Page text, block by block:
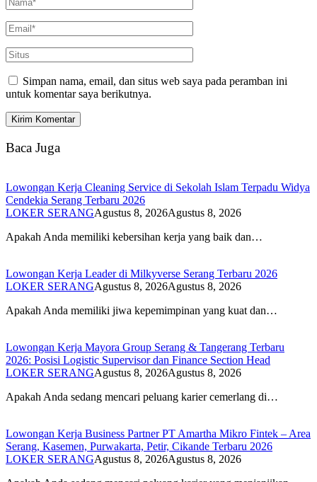
Simpan nama, email, dan situs web saya pada peramban ini
untuk komentar saya berikutnya.
Baca Juga
Lowongan Kerja Cleaning Service di Sekolah Islam Terpadu Widya
Cendekia Serang Terbaru 2026
LOKER SERANGAgustus 8, 2026Agustus 8, 2026
Apakah Anda memiliki kebersihan kerja yang baik dan…
Lowongan Kerja Leader di Milkyverse Serang Terbaru 2026
LOKER SERANGAgustus 8, 2026Agustus 8, 2026
Apakah Anda memiliki jiwa kepemimpinan yang kuat dan…
Lowongan Kerja Mayora Group Serang & Tangerang Terbaru
2026: Posisi Logistic Supervisor dan Finance Section Head
LOKER SERANGAgustus 8, 2026Agustus 8, 2026
Apakah Anda sedang mencari peluang karier cemerlang di…
Lowongan Kerja Business Partner PT Amartha Mikro Fintek – Area
Serang, Kasemen, Purwakarta, Petir, Cikande Terbaru 2026
LOKER SERANGAgustus 8, 2026Agustus 8, 2026